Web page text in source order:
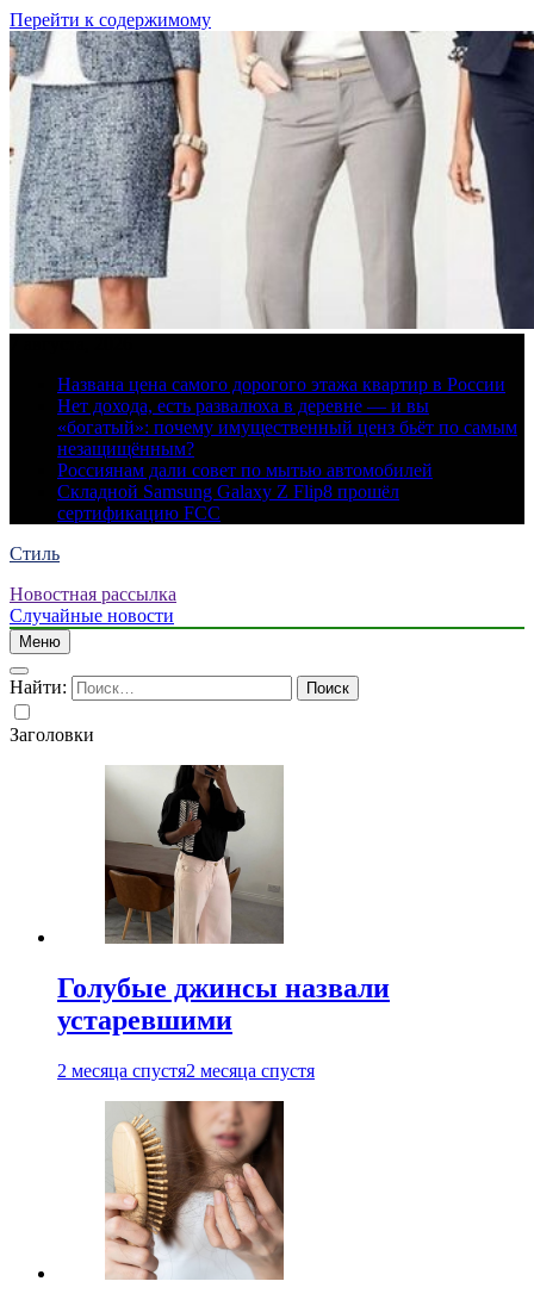
Перейти к содержимому
Названа цена самого дорогого этажа квартир в России
Нет дохода, есть развалюха в деревне — и вы
«богатый»: почему имущественный ценз бьёт по самым
незащищённым?
Россиянам дали совет по мытью автомобилей
Складной Samsung Galaxy Z Flip8 прошёл
сертификацию FCC
Стиль
Новостная рассылка
Случайные новости
Меню
Найти:
Заголовки
Голубые джинсы назвали
устаревшими
2 месяца спустя2 месяца спустя